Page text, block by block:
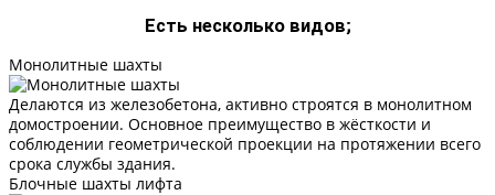
Есть несколько видов;
Монолитные шахты
Делаются из железобетона, активно строятся в монолитном
домостроении. Основное преимущество в жёсткости и
соблюдении геометрической проекции на протяжении всего
срока службы здания.
Блочные шахты лифта